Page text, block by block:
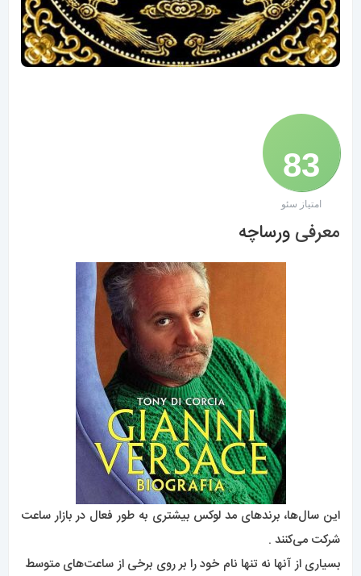
83
/ 100
امتیاز سئو
معرفیورساچه
این سال‌ها، برندهای مد لوکس بیشتری به طور فعال در بازار ساعت
شرکت می‌کنند .
بسیاری از آنها نه تنها نام خود را بر روی برخی از ساعت‌های متوسط ​​